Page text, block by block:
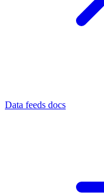
Data feeds docs